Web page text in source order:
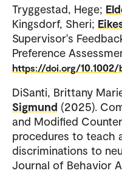
Tryggestad, Hege;
Kingsdorf, Sheri;
Supervisor's
Preference
https://doi.org/10.1002/
DiSanti, Brittany
Sigmund (2025).
and Modified
procedures to teach
discriminations to
Journal of Behavior